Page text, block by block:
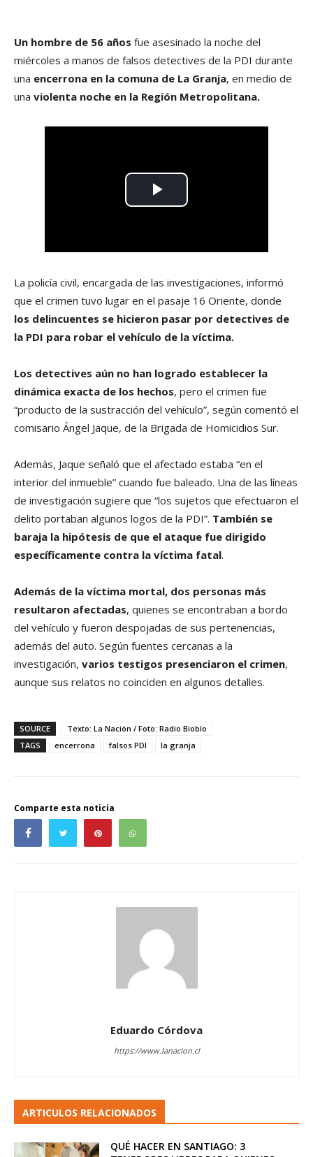
Un hombre de 56 años fue asesinado la noche del
miércoles a manos de falsos detectives de la PDI durante
una encerrona en la comuna de La Granja, en medio de
una violenta noche en la Región Metropolitana.
La policía civil, encargada de las investigaciones, informó
que el crimen tuvo lugar en el pasaje 16 Oriente, donde
los delincuentes se hicieron pasar por detectives de
la PDI para robar el vehículo de la víctima.
Los detectives aún no han logrado establecer la
dinámica exacta de los hechos, pero el crimen fue
“producto de la sustracción del vehículo”, según comentó el
comisario Ángel Jaque, de la Brigada de Homicidios Sur.
Además, Jaque señaló que el afectado estaba “en el
interior del inmueble” cuando fue baleado. Una de las líneas
de investigación sugiere que “los sujetos que efectuaron el
delito portaban algunos logos de la PDI”. También se
baraja la hipótesis de que el ataque fue dirigido
específicamente contra la víctima fatal.
Además de la víctima mortal, dos personas más
resultaron afectadas, quienes se encontraban a bordo
del vehículo y fueron despojadas de sus pertenencias,
además del auto. Según fuentes cercanas a la
investigación, varios testigos presenciaron el crimen,
aunque sus relatos no coinciden en algunos detalles.
SOURCE
Texto: La Nación / Foto: Radio Biobío
TAGS
encerrona falsos PDI la granja
Comparte esta noticia
Eduardo Córdova
https://www.lanacion.cl
ARTICULOS RELACIONADOS
QUÉ HACER EN SANTIAGO: 3